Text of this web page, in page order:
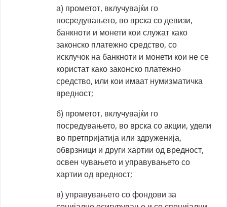
а) прометот, вклучувајќи го
посредувањето, во врска со девизи,
банкноти и монети кои служат како
законско платежно средство, со
исклучок на банкноти и монети кои не се
користат како законско платежно
средство, или кои имаат нумизматичка
вредност;
б) прометот, вклучувајќи го
посредувањето, во врска со акции, удели
во претпријатија или здруженија,
обврзници и други хартии од вредност,
освен чувањето и управувањето со
хартии од вредност;
в) управувањето со фондови за